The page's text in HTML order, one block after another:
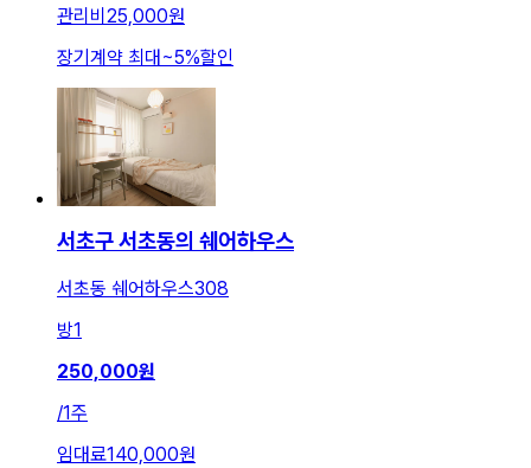
관리비 25,000원
장기계약 최대~5%할인
서초구 서초동의 쉐어하우스
서초동 쉐어하우스308
방1
250,000원
/1주
임대료140,000원